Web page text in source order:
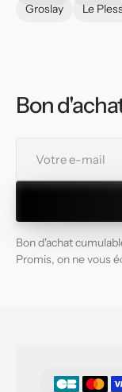
Groslay
Le
Bon
mail
Bon d'achat
Promis, on ne vous